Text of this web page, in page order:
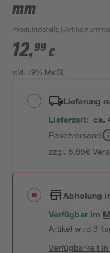
mm
Produktdetails |
12,99 €
inkl. 19% MwSt.
Lieferung
Lieferzeit: ca.
Paketversand
zzgl. 5,95€
Abholung
Verfügbar im
Artikel wird 3
Verfügbarkeit